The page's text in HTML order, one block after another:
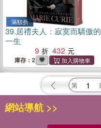
滿額折
39.居禮夫人：寂寞而驕傲的
一生
9
432
庫存：2
網站導航 >>